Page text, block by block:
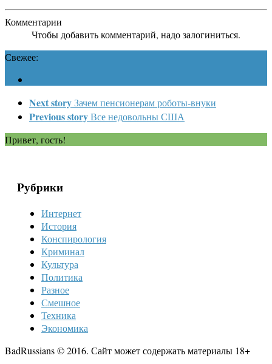
Комментарии
Чтобы добавить комментарий, надо залогиниться.
Свежее:
Next storyЗачем пенсионерам роботы-внуки
Previous storyВсе недовольны США
Привет, гость!
Рубрики
Интернет
История
Конспирология
Криминал
Культура
Политика
Разное
Смешное
Техника
Экономика
BadRussians © 2016. Сайт может содержать материалы 18+